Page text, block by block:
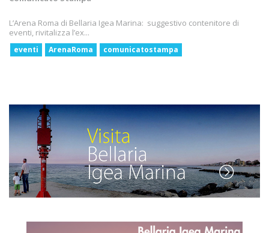
L’Arena Roma di Bellaria Igea Marina: suggestivo contenitore di
eventi, rivitalizza l’ex...
eventi ArenaRoma comunicatostampa